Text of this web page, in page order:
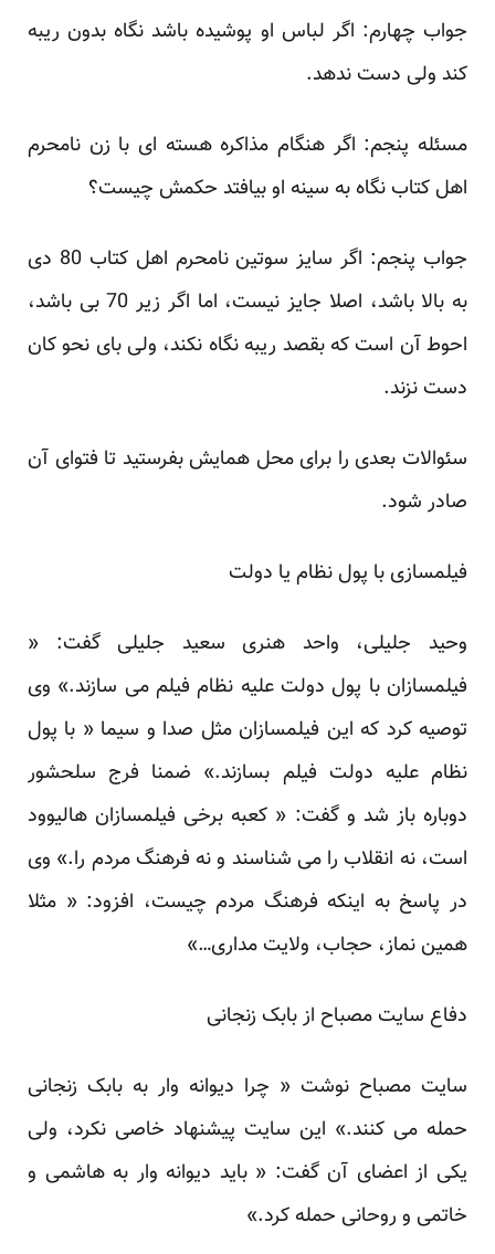
جواب چهارم: اگر لباس او پوشیده باشد نگاه بدون ریبه
کند ولی دست ندهد.
مسئله پنجم: اگر هنگام مذاکره هسته ای با زن نامحرم
اهل کتاب نگاه به سینه او بیافتد حکمش چیست؟
جواب پنجم: اگر سایز سوتین نامحرم اهل کتاب 80 دی
به بالا باشد، اصلا جایز نیست، اما اگر زیر 70 بی باشد،
احوط آن است که بقصد ریبه نگاه نکند، ولی بای نحو کان
دست نزند.
سئوالات بعدی را برای محل همایش بفرستید تا فتوای آن
صادر شود.
فیلمسازی با پول نظام یا دولت
وحید جلیلی، واحد هنری سعید جلیلی گفت: «
فیلمسازان با پول دولت علیه نظام فیلم می سازند.» وی
توصیه کرد که این فیلمسازان مثل صدا و سیما « با پول
نظام علیه دولت فیلم بسازند.» ضمنا فرج سلحشور
دوباره باز شد و گفت: « کعبه برخی فیلمسازان هالیوود
است، نه انقلاب را می شناسند و نه فرهنگ مردم را.» وی
در پاسخ به اینکه فرهنگ مردم چیست، افزود: « مثلا
همین نماز، حجاب، ولایت مداری…»
دفاع سایت مصباح از بابک زنجانی
سایت مصباح نوشت « چرا دیوانه وار به بابک زنجانی
حمله می کنند.» این سایت پیشنهاد خاصی نکرد، ولی
یکی از اعضای آن گفت: « باید دیوانه وار به هاشمی و
خاتمی و روحانی حمله کرد.»